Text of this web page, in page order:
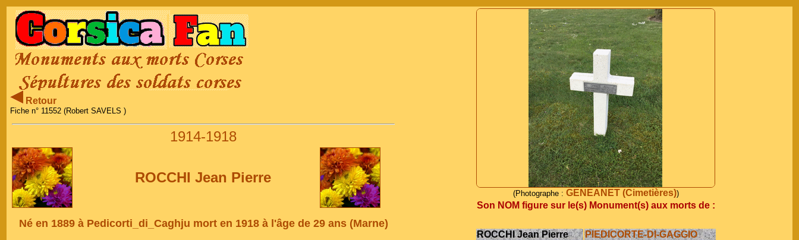
Retour
Fiche n° 11552 (Robert SAVELS )
1914-1918
ROCCHI Jean Pierre
Né en 1889 à Pedicorti_di_Caghju mort en 1918 à l'âge de 29 ans (Marne)
(Photographe : GENEANET (Cimetières))
Son NOM figure sur le(s) Monument(s) aux morts de :
ROCCHI Jean Pierre PIEDICORTE-DI-GAGGIO